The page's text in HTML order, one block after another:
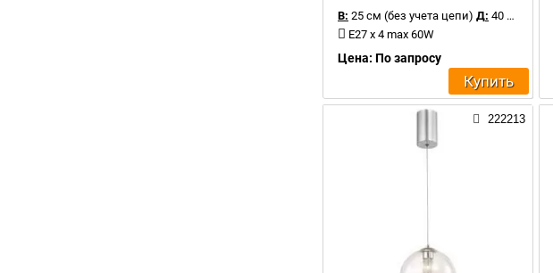
В: 25 см (без учета цепи) Д: 40 см
E27 х 4 max 60W
Цена: По запросу
Купить
222213